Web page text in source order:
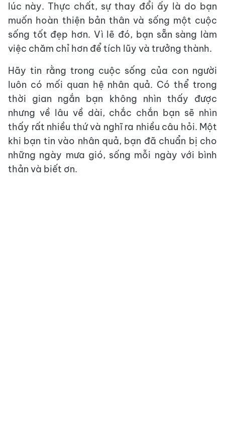
lúc này. Thực chất, sự thay đổi ấy là do bạn
muốn hoàn thiện bản thân và sống một cuộc
sống tốt đẹp hơn. Vì lẽ đó, bạn sẵn sàng làm
việc chăm chỉ hơn để tích lũy và trưởng thành.
Hãy tin rằng trong cuộc sống của con người
luôn có mối quan hệ nhân quả. Có thể trong
thời gian ngắn bạn không nhìn thấy được
nhưng về lâu về dài, chắc chắn bạn sẽ nhìn
thấy rất nhiều thứ và nghĩ ra nhiều câu hỏi. Một
khi bạn tin vào nhân quả, bạn đã chuẩn bị cho
những ngày mưa gió, sống mỗi ngày với bình
thản và biết ơn.